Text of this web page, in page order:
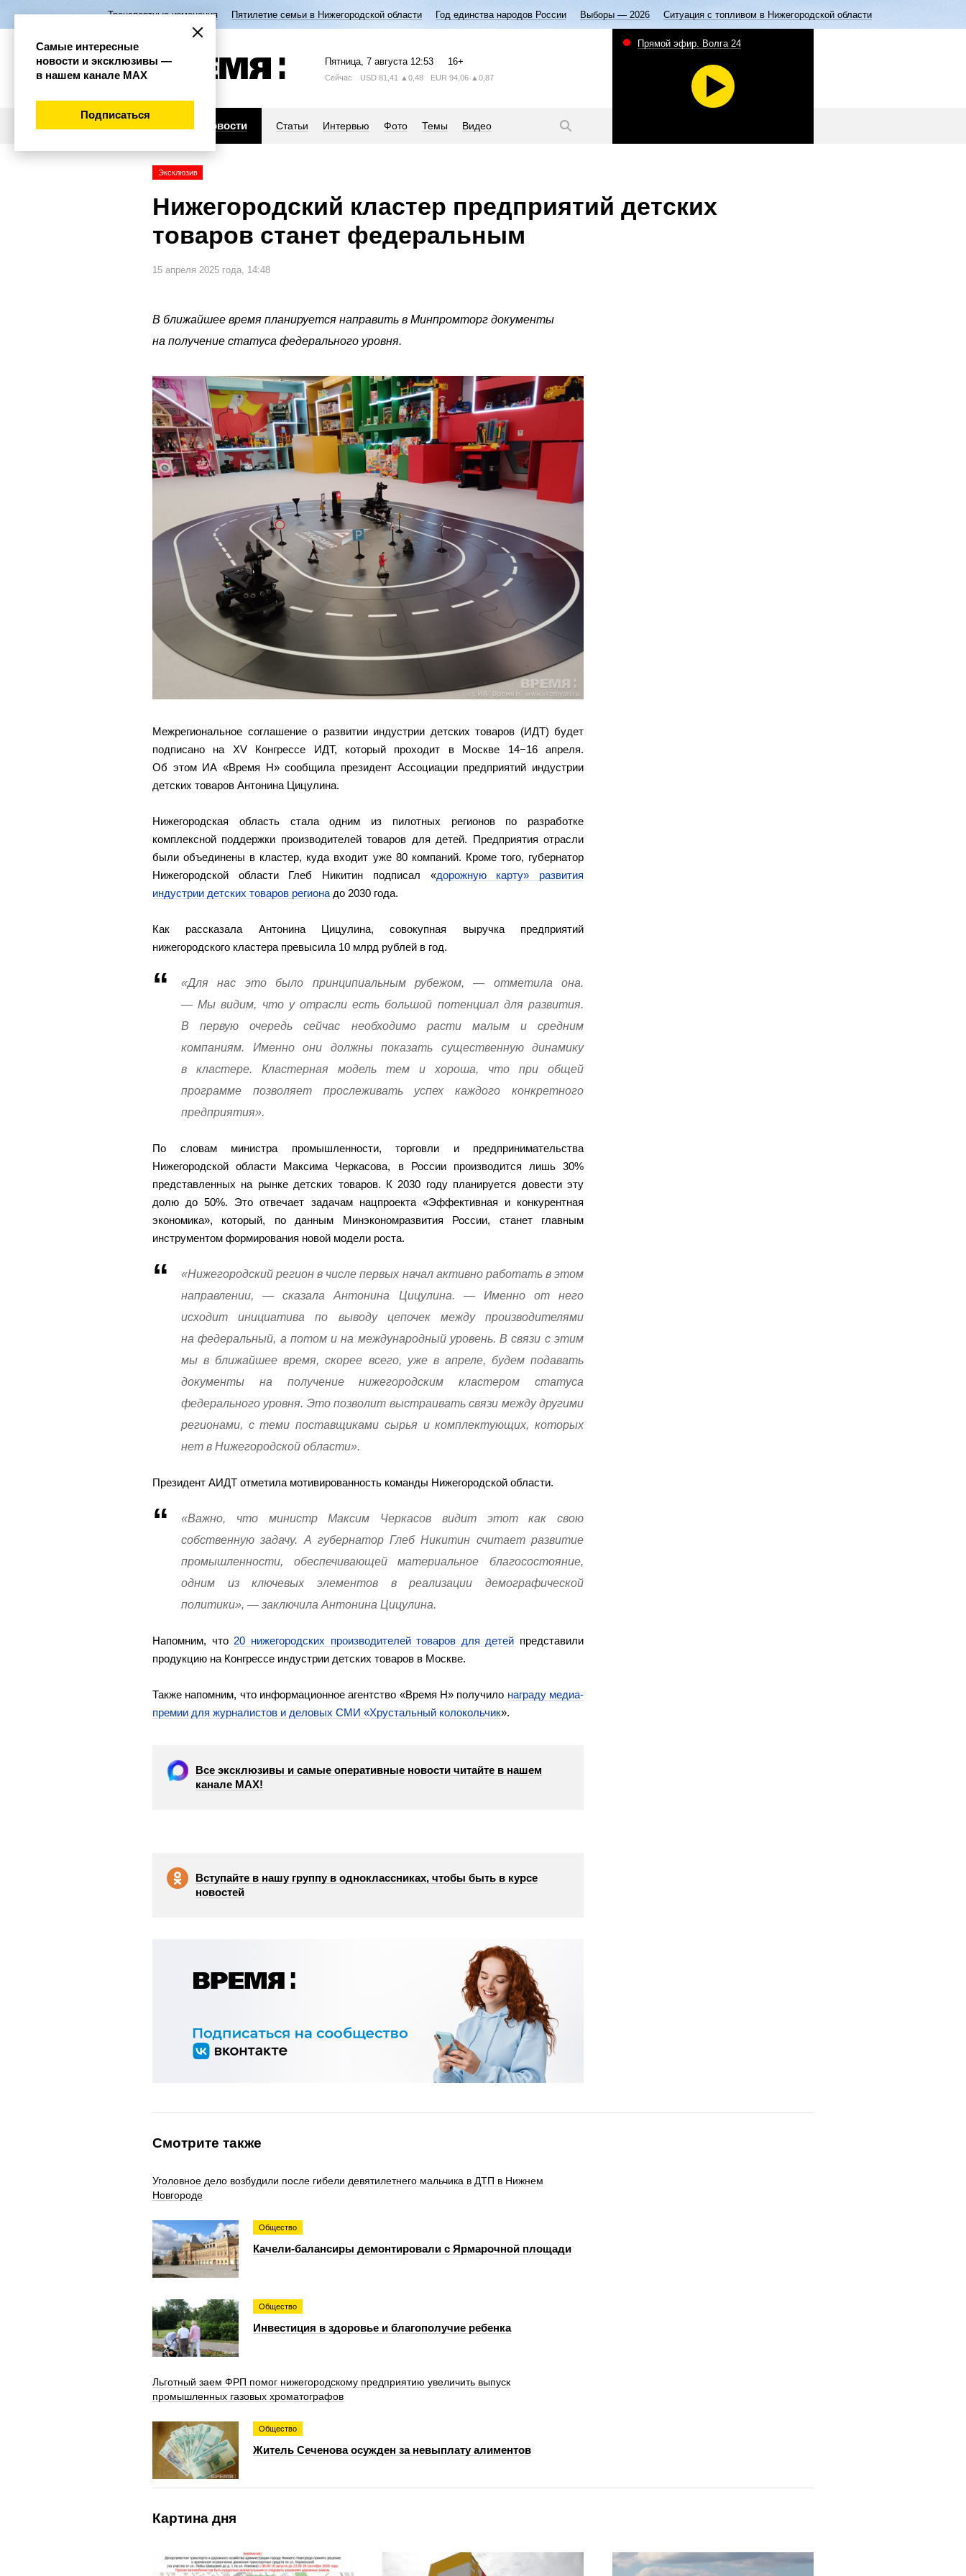
Транспортные изменения Пятилетие семьи в Нижегородской области Год единства народов России Выборы — 2026 Ситуация с топливом в Нижегородской области
Пятница, 7 августа 12:53 16+
Сейчас USD 81,41 ▲0,48 EUR 94,06 ▲0,87
Новости Статьи Интервью Фото Темы Видео
Прямой эфир. Волга 24
Эксклюзив
Нижегородский кластер предприятий детских
товаров станет федеральным
15 апреля 2025 года, 14:48
В ближайшее время планируется направить в Минпромторг документы
на получение статуса федерального уровня.
Межрегиональное соглашение о развитии индустрии детских товаров (ИДТ) будет
подписано на XV Конгрессе ИДТ, который проходит в Москве 14−16 апреля.
Об этом ИА «Время Н» сообщила президент Ассоциации предприятий индустрии
детских товаров Антонина Цицулина.
Нижегородская область стала одним из пилотных регионов по разработке
комплексной поддержки производителей товаров для детей. Предприятия отрасли
были объединены в кластер, куда входит уже 80 компаний. Кроме того, губернатор
Нижегородской области Глеб Никитин подписал «дорожную карту» развития
индустрии детских товаров региона до 2030 года.
Как рассказала Антонина Цицулина, совокупная выручка предприятий
нижегородского кластера превысила 10 млрд рублей в год.
«Для нас это было принципиальным рубежом, — отметила она.
— Мы видим, что у отрасли есть большой потенциал для развития.
В первую очередь сейчас необходимо расти малым и средним
компаниям. Именно они должны показать существенную динамику
в кластере. Кластерная модель тем и хороша, что при общей
программе позволяет прослеживать успех каждого конкретного
предприятия».
По словам министра промышленности, торговли и предпринимательства
Нижегородской области Максима Черкасова, в России производится лишь 30%
представленных на рынке детских товаров. К 2030 году планируется довести эту
долю до 50%. Это отвечает задачам нацпроекта «Эффективная и конкурентная
экономика», который, по данным Минэкономразвития России, станет главным
инструментом формирования новой модели роста.
«Нижегородский регион в числе первых начал активно работать в этом
направлении, — сказала Антонина Цицулина. — Именно от него
исходит инициатива по выводу цепочек между производителями
на федеральный, а потом и на международный уровень. В связи с этим
мы в ближайшее время, скорее всего, уже в апреле, будем подавать
документы на получение нижегородским кластером статуса
федерального уровня. Это позволит выстраивать связи между другими
регионами, с теми поставщиками сырья и комплектующих, которых
нет в Нижегородской области».
Президент АИДТ отметила мотивированность команды Нижегородской области.
«Важно, что министр Максим Черкасов видит этот как свою
собственную задачу. А губернатор Глеб Никитин считает развитие
промышленности, обеспечивающей материальное благосостояние,
одним из ключевых элементов в реализации демографической
политики», — заключила Антонина Цицулина.
Напомним, что 20 нижегородских производителей товаров для детей представили
продукцию на Конгрессе индустрии детских товаров в Москве.
Также напомним, что информационное агентство «Время Н» получило награду медиа-
премии для журналистов и деловых СМИ «Хрустальный колокольчик».
Все эксклюзивы и самые оперативные новости читайте в нашем
канале МАХ!
Вступайте в нашу группу в одноклассниках, чтобы быть в курсе
новостей
Смотрите также
Уголовное дело возбудили после гибели девятилетнего мальчика в ДТП в Нижнем
Новгороде
Общество
Качели-балансиры демонтировали с Ярмарочной площади
Общество
Инвестиция в здоровье и благополучие ребенка
Льготный заем ФРП помог нижегородскому предприятию увеличить выпуск
промышленных газовых хроматографов
Общество
Житель Сеченова осужден за невыплату алиментов
Картина дня
Самые интересные
новости и эксклюзивы —
в нашем канале МАХ
Подписаться